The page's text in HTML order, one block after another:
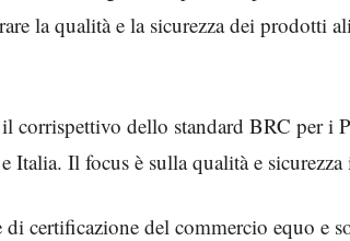
la qualità e la sicurezza dei prodotti
corrispettivo dello standard BRC per i
Italia. Il focus è sulla qualità e
certificazione del commercio equo e